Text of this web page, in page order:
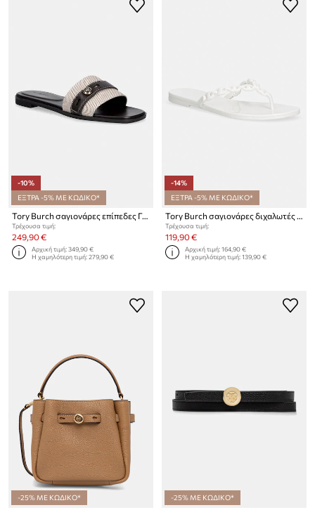
-10%
ΕΞΤΡΑ -5% ΜΕ ΚΩΔΙΚΟ*
Tory Burch σαγιονάρες επίπεδες Γυναικείες Romy Slide
Τρέχουσα τιμή:
249,90 €
Αρχική τιμή:349,90 €
Η χαμηλότερη τιμή:279,90 €
-14%
ΕΞΤΡΑ -5% ΜΕ ΚΩΔΙΚΟ*
Tory Burch σαγιονάρες διχαλωτές Γυναικείες Gemini Link Jelly
Τρέχουσα τιμή:
119,90 €
Αρχική τιμή:164,90 €
Η χαμηλότερη τιμή:139,90 €
-25% ΜΕ ΚΩΔΙΚΟ* -25% ΜΕ ΚΩΔΙΚΟ*